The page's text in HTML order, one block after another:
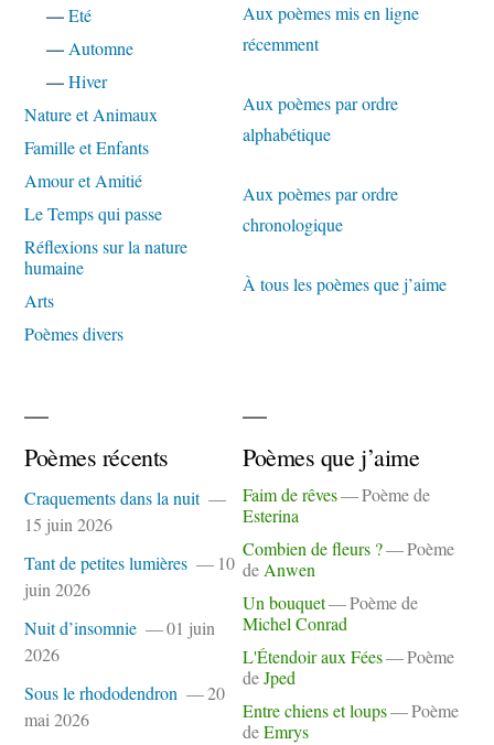
—Eté
—Automne
—Hiver
Nature et Animaux
Famille et Enfants
Amour et Amitié
Le Temps qui passe
Réflexions sur la nature
humaine
Arts
Poèmes divers
Aux poèmes mis en ligne
récemment
Aux poèmes par ordre
alphabétique
Aux poèmes par ordre
chronologique
À tous les poèmes que j’aime
Poèmes récents
Craquements dans la nuit
15 juin 2026
Tant de petites lumières
10
juin 2026
Nuit d’insomnie
01 juin
2026
Sous le rhododendron
20
mai 2026
Poèmes que j’aime
Faim de rêves
Poème de
Esterina
Combien de fleurs ?
Poème
deAnwen
Un bouquet
Poème de
Michel Conrad
L'Étendoir aux Fées
Poème
deJped
Entre chiens et loups
Poème
deEmrys